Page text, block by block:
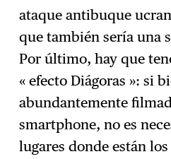
ataque antibuque
que también sería una
Por último, hay que
« efecto Diágoras »: si
abundantemente
smartphone, no es
lugares donde están